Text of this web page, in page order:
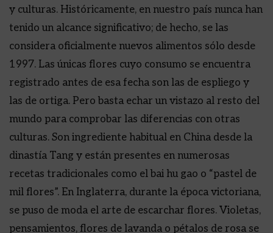
y culturas. Históricamente, en nuestro país nunca han
tenido un alcance significativo; de hecho, se las
considera oficialmente nuevos alimentos sólo desde
1997. Las únicas flores cuyo consumo se encuentra
registrado antes de esa fecha son las de espliego y
las de ortiga. Pero basta echar un vistazo al resto del
mundo para comprobar las diferencias con otras
culturas. Son ingrediente habitual en China desde la
dinastía Tang y están presentes en numerosas
recetas tradicionales como el bai hu gao o “pastel de
mil flores”. En Inglaterra, durante la época victoriana,
se puso de moda el arte de escarchar flores. Violetas,
pensamientos, flores de lavanda o pétalos de rosa se